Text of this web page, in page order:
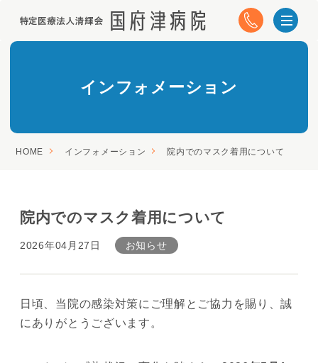
インフォメーション
HOME インフォメーション 院内でのマスク着用について
院内でのマスク着用について
2026年04月27日 お知らせ
日頃、当院の感染対策にご理解とご協力を賜り、誠
にありがとうございます。